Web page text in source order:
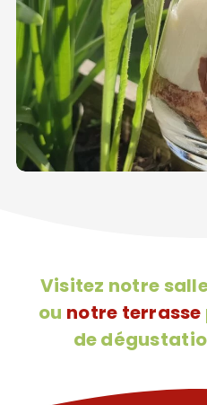
Visitez notre
ou notre terrasse
de